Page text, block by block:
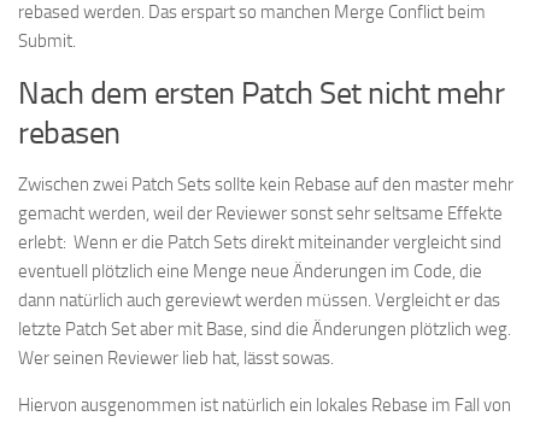
rebased werden. Das erspart so manchen Merge Conflict beim
Submit.
Nach dem ersten Patch Set nicht mehr
rebasen
Zwischen zwei Patch Sets sollte kein Rebase auf den master mehr
gemacht werden, weil der Reviewer sonst sehr seltsame Effekte
erlebt: Wenn er die Patch Sets direkt miteinander vergleicht sind
eventuell plötzlich eine Menge neue Änderungen im Code, die
dann natürlich auch gereviewt werden müssen. Vergleicht er das
letzte Patch Set aber mit Base, sind die Änderungen plötzlich weg.
Wer seinen Reviewer lieb hat, lässt sowas.
Hiervon ausgenommen ist natürlich ein lokales Rebase im Fall von